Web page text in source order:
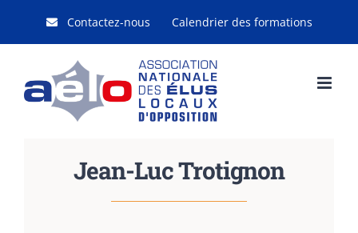
Contactez-nous Calendrier des formations
Jean-Luc Trotignon